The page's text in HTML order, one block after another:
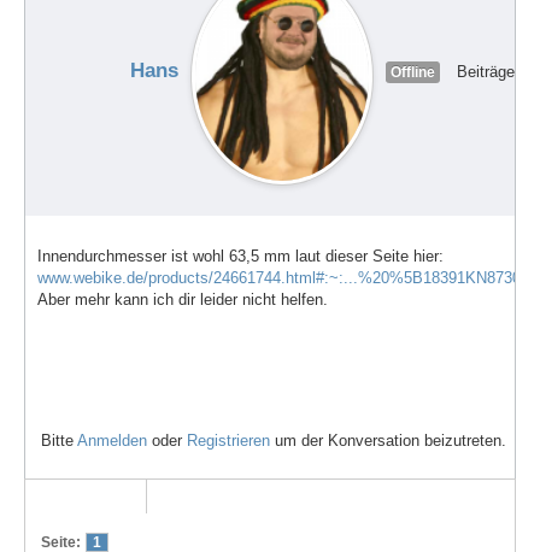
Hans Offline Beiträge:
Innendurchmesser ist wohl 63,5 mm laut dieser Seite hier:
www.webike.de/products/
Aber mehr kann ich dir leider nicht helfen.
Bitte Anmelden oder Registrieren um der Konversation beizutreten.
Seite: 1